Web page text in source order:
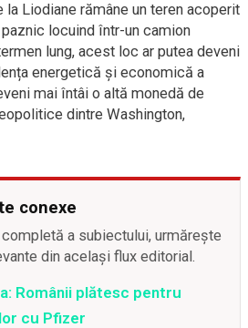
la Liodiane rămâne un teren acoperit
locuind într-un camion
lung, acest loc ar putea deveni
energetică și economică a
mai întâi o altă monedă de
dintre Washington,
conexe
a subiectului, urmărește
din același flux editorial.
Românii plătesc pentru
cu Pfizer